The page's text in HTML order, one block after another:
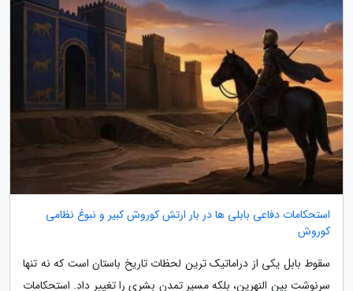
استحکامات دفاعی بابلی ها در بار ارتش کوروش کبیر و نبوغ نظامی
کوروش
سقوط بابل یکی از دراماتیک ترین لحظات تاریخ باستان است که نه تنها
سرنوشت بین النهرین، بلکه مسیر تمدن بشری را تغییر داد. استحکامات